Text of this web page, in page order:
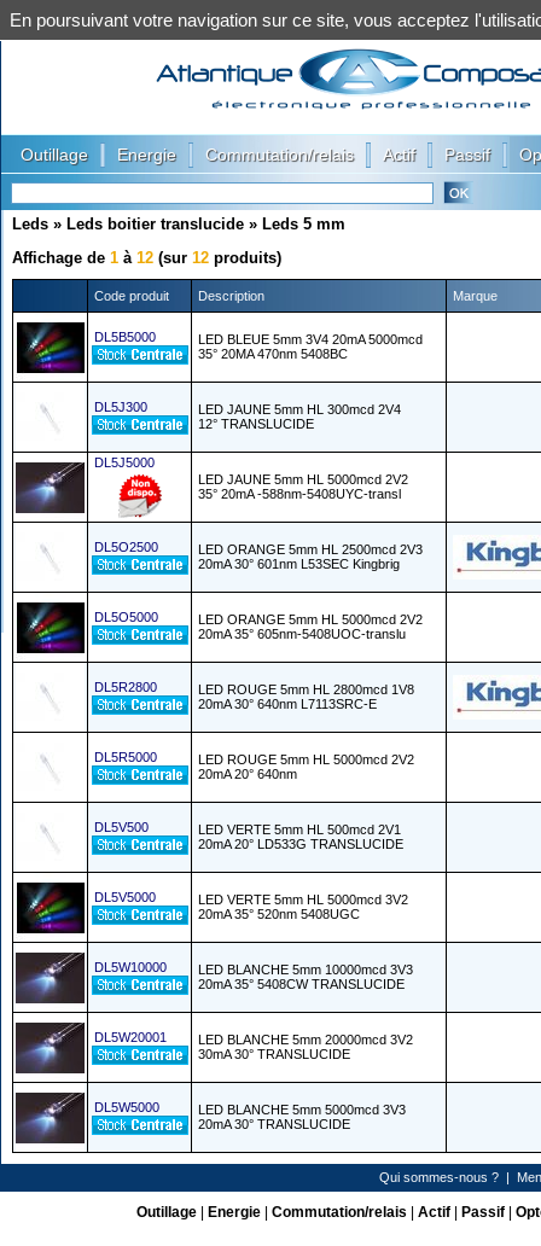
Outillage Energie Commutation/relais Actif Passif
Leds » Leds boitier translucide » Leds 5 mm
Affichage de 1 à 12 (sur 12 produits)
Code produit Description Marque
DL5B5000
LED BLEUE 5mm 3V4 20mA 5000mcd
35° 20MA 470nm 5408BC
DL5J300
LED JAUNE 5mm HL 300mcd 2V4
12° TRANSLUCIDE
DL5J5000
LED JAUNE 5mm HL 5000mcd 2V2
35° 20mA -588nm-5408UYC-transl
DL5O2500
LED ORANGE 5mm HL 2500mcd 2V3
20mA 30° 601nm L53SEC Kingbrig
DL5O5000
LED ORANGE 5mm HL 5000mcd 2V2
20mA 35° 605nm-5408UOC-translu
DL5R2800
LED ROUGE 5mm HL 2800mcd 1V8
20mA 30° 640nm L7113SRC-E
DL5R5000
LED ROUGE 5mm HL 5000mcd 2V2
20mA 20° 640nm
DL5V500
LED VERTE 5mm HL 500mcd 2V1
20mA 20° LD533G TRANSLUCIDE
DL5V5000
LED VERTE 5mm HL 5000mcd 3V2
20mA 35° 520nm 5408UGC
DL5W10000
LED BLANCHE 5mm 10000mcd 3V3
20mA 35° 5408CW TRANSLUCIDE
DL5W20001
LED BLANCHE 5mm 20000mcd 3V2
30mA 30° TRANSLUCIDE
DL5W5000
LED BLANCHE 5mm 5000mcd 3V3
20mA 30° TRANSLUCIDE
Qui sommes-nous ? |
Outillage| Energie| Commutation/relais Actif| Passif|
En poursuivant votre navigation sur ce site, vous acceptez